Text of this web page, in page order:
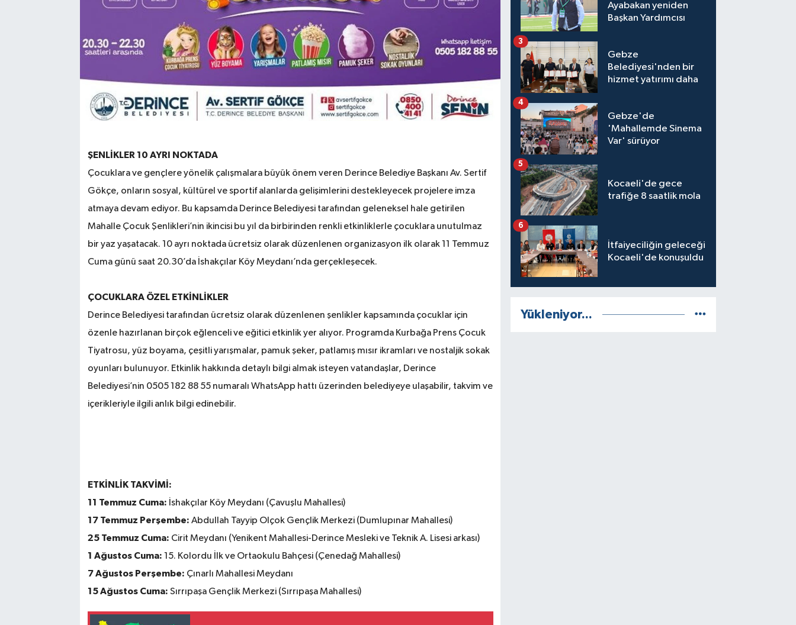
ŞENLİKLER 10 AYRI NOKTADA
Çocuklara ve gençlere yönelik çalışmalara büyük önem veren Derince Belediye Başkanı Av. Sertif
Gökçe, onların sosyal, kültürel ve sportif alanlarda gelişimlerini destekleyecek projelere imza
atmaya devam ediyor. Bu kapsamda Derince Belediyesi tarafından geleneksel hale getirilen
Mahalle Çocuk Şenlikleri’nin ikincisi bu yıl da birbirinden renkli etkinliklerle çocuklara unutulmaz
bir yaz yaşatacak. 10 ayrı noktada ücretsiz olarak düzenlenen organizasyon ilk olarak 11 Temmuz
Cuma günü saat 20.30’da İshakçılar Köy Meydanı’nda gerçekleşecek.
ÇOCUKLARA ÖZEL ETKİNLİKLER
Derince Belediyesi tarafından ücretsiz olarak düzenlenen şenlikler kapsamında çocuklar için
özenle hazırlanan birçok eğlenceli ve eğitici etkinlik yer alıyor. Programda Kurbağa Prens Çocuk
Tiyatrosu, yüz boyama, çeşitli yarışmalar, pamuk şeker, patlamış mısır ikramları ve nostaljik sokak
oyunları bulunuyor. Etkinlik hakkında detaylı bilgi almak isteyen vatandaşlar, Derince
Belediyesi’nin 0505 182 88 55 numaralı WhatsApp hattı üzerinden belediyeye ulaşabilir, takvim ve
içerikleriyle ilgili anlık bilgi edinebilir.
ETKİNLİK TAKVİMİ:
11 Temmuz Cuma: İshakçılar Köy Meydanı (Çavuşlu Mahallesi)
17 Temmuz Perşembe: Abdullah Tayyip Olçok Gençlik Merkezi (Dumlupınar Mahallesi)
25 Temmuz Cuma: Cirit Meydanı (Yenikent Mahallesi-Derince Mesleki ve Teknik A. Lisesi arkası)
1 Ağustos Cuma: 15. Kolordu İlk ve Ortaokulu Bahçesi (Çenedağ Mahallesi)
7 Ağustos Perşembe: Çınarlı Mahallesi Meydanı
15 Ağustos Cuma: Sırrıpaşa Gençlik Merkezi (Sırrıpaşa Mahallesi)
Ayabakan yeniden
Başkan Yardımcısı
Gebze
Belediyesi'nden bir
hizmet yatırımı daha
3
Gebze'de
'Mahallemde Sinema
Var' sürüyor
4
Kocaeli'de gece
trafiğe 8 saatlik mola
5
İtfaiyeciliğin geleceği
Kocaeli'de konuşuldu
6
Yükleniyor...